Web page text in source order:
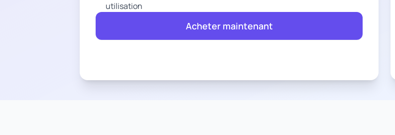
utilisation
Acheter maintenant